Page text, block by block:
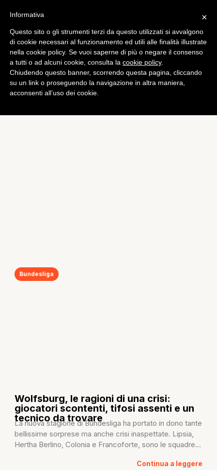
Bundesliga
Wolfsburg, le ragioni di una crisi:
giocatori scontenti, tifosi assenti e un
tecnico da trovare
La nuova stagione di Bundesliga ha portato in dono tante
bellissime sorprese ma anche crisi inaspettate. Lipsia,
Hertha Berlino, Colonia e Francoforte, sono le squadre...
Continua a leggere
×
Informativa
Questo sito o gli strumenti terzi da questo utilizzati si avvalgono
di cookie necessari al funzionamento ed utili alle finalità illustrate
nella cookie policy. Se vuoi saperne di più o negare il consenso
a tutti o ad alcuni cookie, consulta la cookie policy.
Chiudendo questo banner, scorrendo questa pagina, cliccando
su un link o proseguendo la navigazione in altra maniera,
acconsenti all’uso dei cookie.